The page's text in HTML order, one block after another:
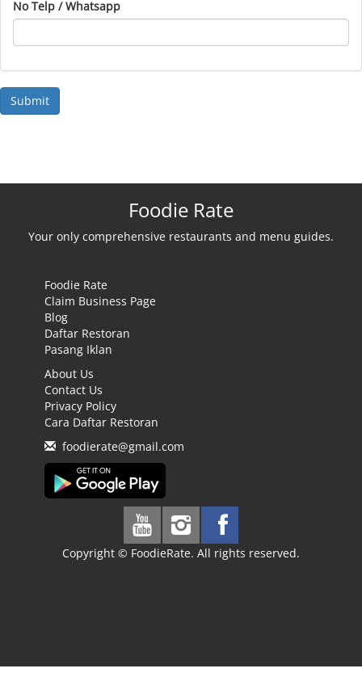
No Telp / Whatsapp
Foodie Rate
Your only comprehensive restaurants and menu guides.
Foodie Rate
Claim Business Page
Blog
Daftar Restoran
Pasang Iklan
About Us
Contact Us
Privacy Policy
Cara Daftar Restoran
foodierate@gmail.com
Copyright © FoodieRate. All rights reserved.